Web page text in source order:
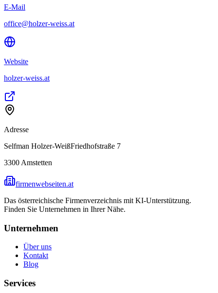
E-Mail
office@holzer-weiss.at
Website
holzer-weiss.at
Adresse
Selfman Holzer-WeißFriedhofstraße 7
3300 Amstetten
firmenwebseiten.at
Das österreichische Firmenverzeichnis mit KI-Unterstützung.
Finden Sie Unternehmen in Ihrer Nähe.
Unternehmen
Über uns
Kontakt
Blog
Services